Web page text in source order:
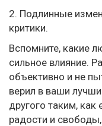
2. Подлинные
критики.
Вспомните, какие
сильное влияние.
объективно и не
верил в ваши
другого таким,
радости и